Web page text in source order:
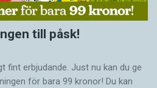
till påsk!
fint erbjudande. Just nu kan du ge
för bara 99 kronor! Du kan